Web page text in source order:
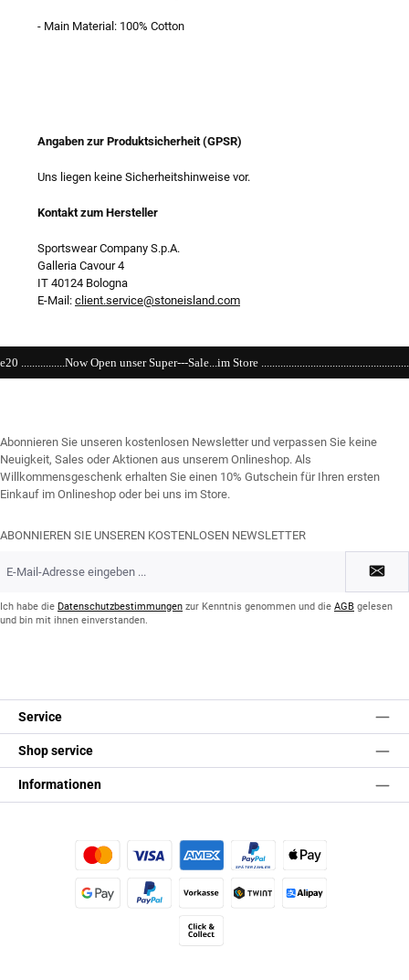
- Main Material: 100% Cotton
Angaben zur Produktsicherheit (GPSR)
Uns liegen keine Sicherheitshinweise vor.
Kontakt zum Hersteller
Sportswear Company S.p.A.
Galleria Cavour 4
IT 40124 Bologna
E-Mail: client.service@stoneisland.com
Super---Sale...im Store
Abonnieren Sie unseren kostenlosen Newsletter und verpassen Sie keine
Neuigkeit, Sales oder Aktionen aus unserem Onlineshop. Als
Willkommensgeschenk erhalten Sie einen 10% Gutschein für Ihren ersten
Einkauf im Onlineshop oder bei uns im Store.
ABONNIEREN SIE UNSEREN KOSTENLOSEN NEWSLETTER
Mail-
*Ich habe die Datenschutzbestimmungen zur Kenntnis genommen und die AGB gelesen
und bin mit ihnen einverstanden.
Service
Shop service
Informationen
Kredit- oder Debitkarte Später BezahlenApple Pay
Vorkasse